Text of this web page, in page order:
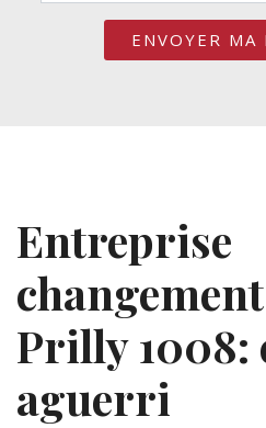
Entreprise
Prilly 1008:
aguerri